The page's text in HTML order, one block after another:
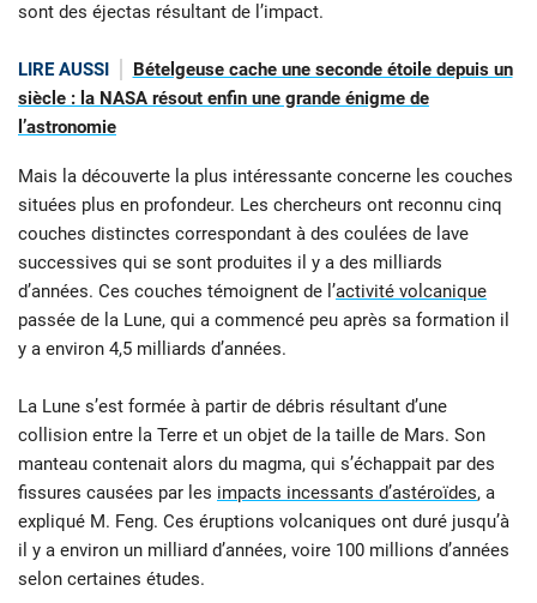
sont des éjectas résultant de l’impact.
LIRE AUSSI
Bételgeuse cache une seconde étoile depuis un
siècle : la NASA résout enfin une grande énigme de
l’astronomie
Mais la découverte la plus intéressante concerne les couches
situées plus en profondeur. Les chercheurs ont reconnu cinq
couches distinctes correspondant à des coulées de lave
successives qui se sont produites il y a des milliards
d’années. Ces couches témoignent de l’activité volcanique
passée de la Lune, qui a commencé peu après sa formation il
y a environ 4,5 milliards d’années.
La Lune s’est formée à partir de débris résultant d’une
collision entre la Terre et un objet de la taille de Mars. Son
manteau contenait alors du magma, qui s’échappait par des
fissures causées par les impacts incessants d’astéroïdes, a
expliqué M. Feng. Ces éruptions volcaniques ont duré jusqu’à
il y a environ un milliard d’années, voire 100 millions d’années
selon certaines études.